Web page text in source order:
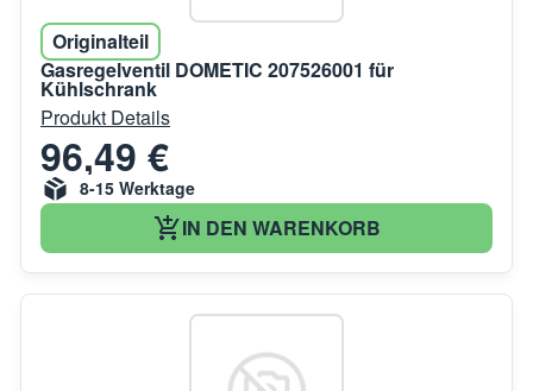
Originalteil
Gasregelventil DOMETIC 207526001 für
Kühlschrank
Produkt Details
96,49 €
8-15 Werktage
IN DEN WARENKORB